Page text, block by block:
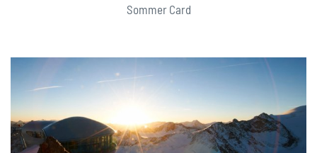
Sommer Card